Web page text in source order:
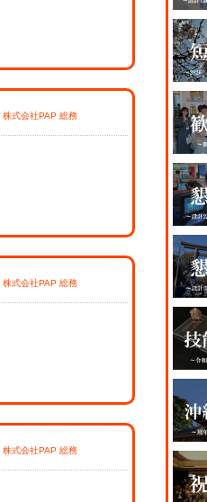
株式会社PAP 総務
株式会社PAP 総務
株式会社PAP 総務